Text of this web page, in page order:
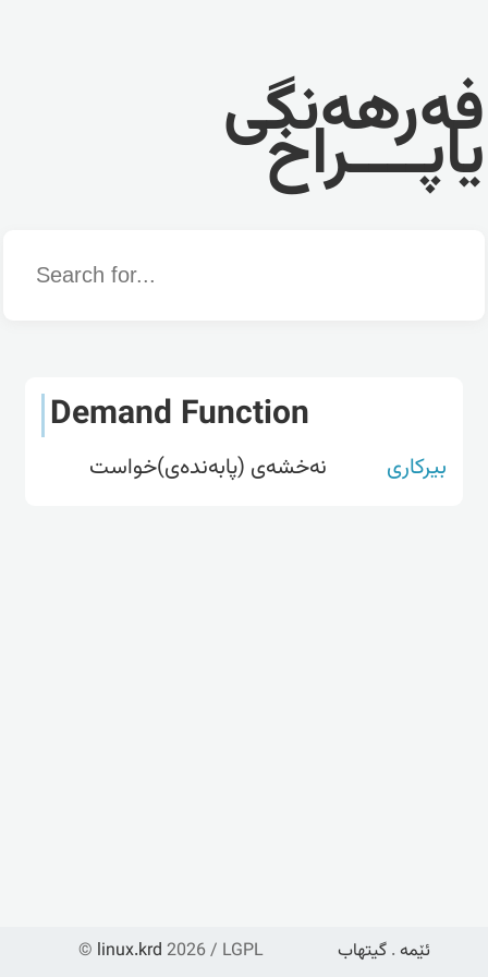
فەرهەنگی
یاپــــراخ
Word
Demand Function
بیرکاری نەخشەی (پابەندەی)خواست
© linux.krd 2026 / LGPL ئێمە . گیتهاب